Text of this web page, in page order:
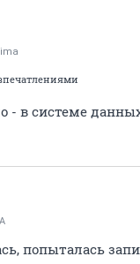
- в системе
попыталась